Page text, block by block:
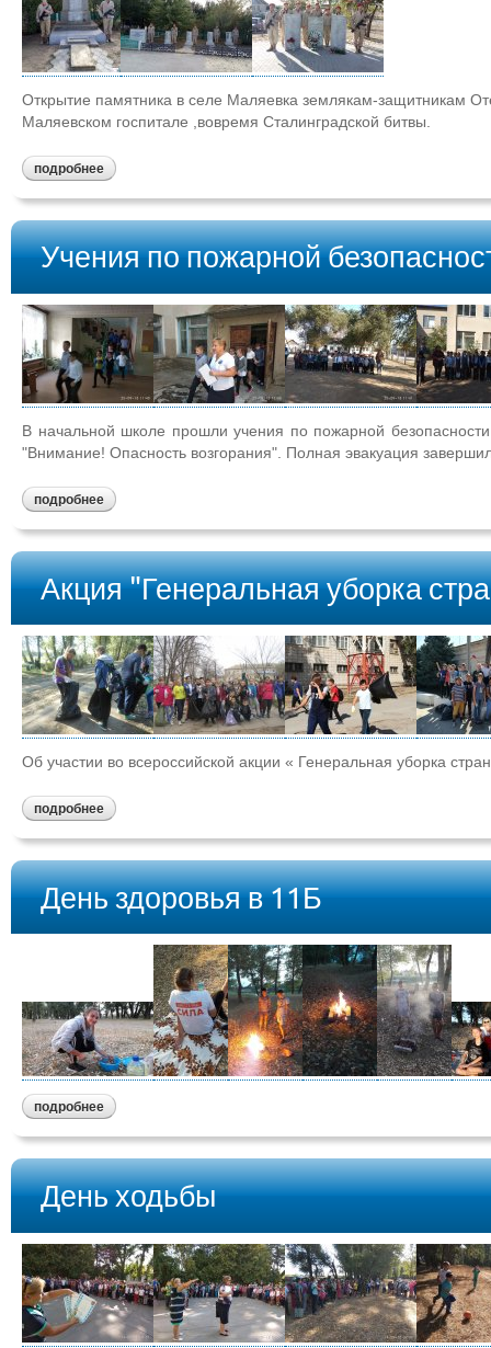
Открытие памятника в селе Маляевка землякам-защитникам
Маляевском госпитале ,вовремя Сталинградской битвы.
подробнее
Учения по пожарной
В начальной школе прошли учения по пожарной
"Внимание! Опасность возгорания". Полная эвакуация
подробнее
Акция "Генеральная уборка
Об участии во всероссийской акции « Генеральная уборка
подробнее
День здоровья в 11Б
подробнее
День ходьбы